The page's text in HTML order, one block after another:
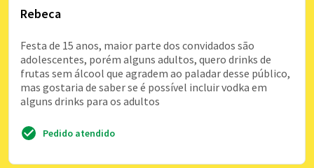
Rebeca
Festa de 15 anos, maior parte dos convidados são
adolescentes, porém alguns adultos, quero drinks de
frutas sem álcool que agradem ao paladar desse público,
mas gostaria de saber se é possível incluir vodka em
alguns drinks para os adultos
Pedido atendido